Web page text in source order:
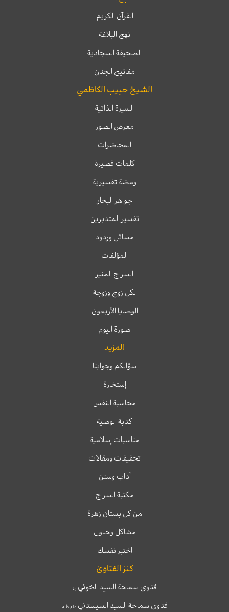
القرآن الكريم
نهج البلاغة
الصحيفة السجادية
مفاتيح الجنان
الشيخ حبيب الكاظمي
السيرة الذاتية
معرض الصور
المحاضرات
كلمات قصيرة
ومضة تفسيرية
جواهر البحار
تفسير المتدبرين
مسائل وردود
المؤلفات
السراج المنير
لكل زوج وزوجة
الوصايا الأربعون
صورة اليوم
المزيد
سؤالكم وجوابنا
إستخارة
محاسبة النفس
كتابة الوصية
مناسبات إسلامية
تحقيقات ومقالات
آداب وسنن
مكتبة السراج
من كل بستان زهرة
مشاكل وحلول
اختبر نفسك
كنز الفتاوىٰ
فتاوى سماحة السيد الخوئيره
فتاوى سماحة السيد السيستانيدام ظله